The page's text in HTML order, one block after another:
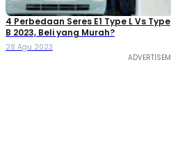
4 Perbedaan Seres E1 Type L Vs Type
B 2023, Beli yang Murah?
28 Agu 2023